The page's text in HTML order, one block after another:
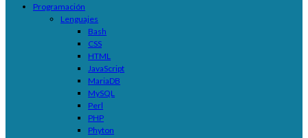
Programación
Lenguajes
Bash
CSS
HTML
JavaScript
MariaDB
MySQL
Perl
PHP
Phyton